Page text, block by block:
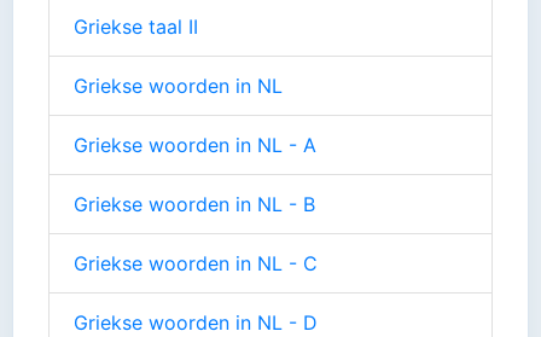
Griekse taal II
Griekse woorden in NL
Griekse woorden in NL - A
Griekse woorden in NL - B
Griekse woorden in NL - C
Griekse woorden in NL - D